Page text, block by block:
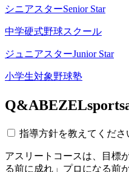
シニアスターSenior Star
中学硬式野球スクール
ジュニアスターJunior Star
小学生対象野球塾
Q&A
指導方針を教えてくださ
アスリートコースは、目標
る前に成れ」プロになる前